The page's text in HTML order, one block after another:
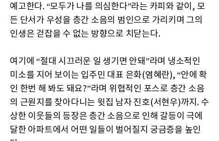
예고한다. “모두가 나를 의심한다”​라는 카피와 같이, 모
든 단서가 우성을 층간 소음의 범인으로 가리키며 그의
인생은 걷잡을 수 없는 방향으로 치닫는다.
여기에 “절대 시끄러운 일 생기면 안돼”라며 냉소적인
미소를 지어 보이는 입주민 대표 은화(염혜란), “안에 확
인 한번 해 봐도 돼요?”​라며 위협적인 포스로 층간 소음
의 근원지를 찾아다니는 윗집 남자 진호(서현우)까지. 수
상한 이웃들의 등장은 층간 소음으로 인해 갈등이 극에
달한 아파트에서 어떤 일들이 벌어질지 궁금증을 높인